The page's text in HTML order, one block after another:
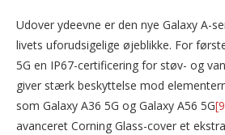
Udover ydeevne er den nye Galaxy A-
livets uforudsigelige øjeblikke. For
5G en IP67-certificering for støv- og
giver stærk beskyttelse mod
som Galaxy A36 5G og Galaxy A56 5G
avanceret Corning Glass-cover et